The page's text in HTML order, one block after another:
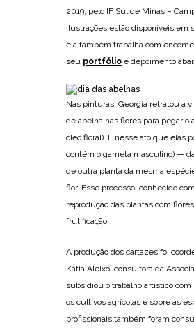
2019, pelo IF Sul de Minas –
ilustrações estão disponíveis em
ela também trabalha com
seu portfólio e depoimento
Nas pinturas, Georgia retratou a
de abelha nas flores para pegar o
óleo floral). É nesse ato que elas
contém o gameta masculino) —
de outra planta da mesma
flor. Esse processo, conhecido
reprodução das plantas com
frutificação.
A produção dos cartazes foi
Kátia Aleixo, consultora da
subsidiou o trabalho artístico
os cultivos agrícolas e sobre as
profissionais também foram